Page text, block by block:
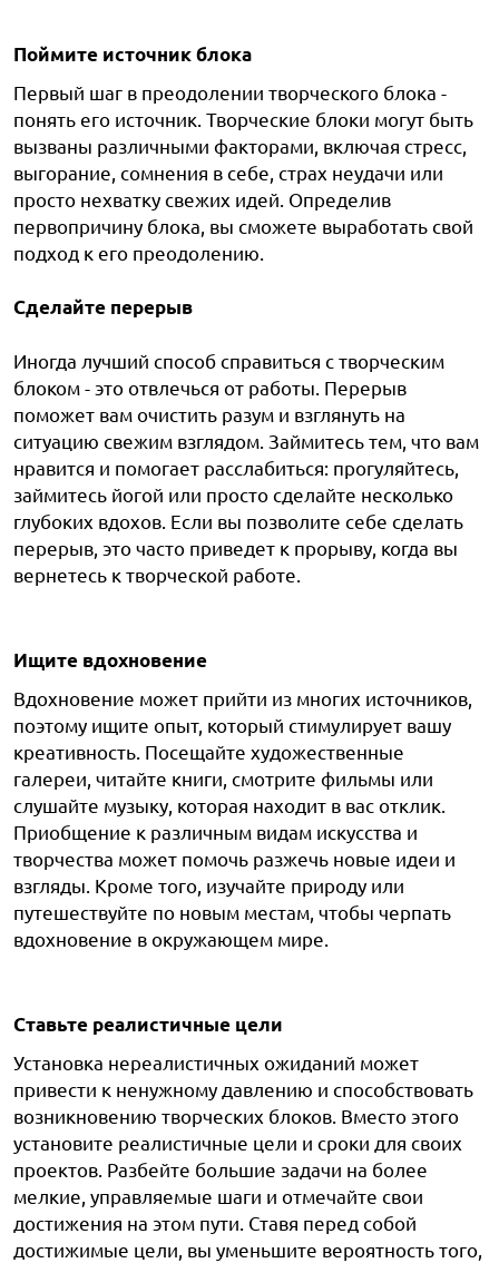
Поймите источник блока
Первый шаг в преодолении творческого блока -
понять его источник. Творческие блоки могут быть
вызваны различными факторами, включая стресс,
выгорание, сомнения в себе, страх неудачи или
просто нехватку свежих идей. Определив
первопричину блока, вы сможете выработать свой
подход к его преодолению.
Сделайте перерыв
Иногда лучший способ справиться с творческим
блоком - это отвлечься от работы. Перерыв
поможет вам очистить разум и взглянуть на
ситуацию свежим взглядом. Займитесь тем, что вам
нравится и помогает расслабиться: прогуляйтесь,
займитесь йогой или просто сделайте несколько
глубоких вдохов. Если вы позволите себе сделать
перерыв, это часто приведет к прорыву, когда вы
вернетесь к творческой работе.
Ищите вдохновение
Вдохновение может прийти из многих источников,
поэтому ищите опыт, который стимулирует вашу
креативность. Посещайте художественные
галереи, читайте книги, смотрите фильмы или
слушайте музыку, которая находит в вас отклик.
Приобщение к различным видам искусства и
творчества может помочь разжечь новые идеи и
взгляды. Кроме того, изучайте природу или
путешествуйте по новым местам, чтобы черпать
вдохновение в окружающем мире.
Ставьте реалистичные цели
Установка нереалистичных ожиданий может
привести к ненужному давлению и способствовать
возникновению творческих блоков. Вместо этого
установите реалистичные цели и сроки для своих
проектов. Разбейте большие задачи на более
мелкие, управляемые шаги и отмечайте свои
достижения на этом пути. Ставя перед собой
достижимые цели, вы уменьшите вероятность того,